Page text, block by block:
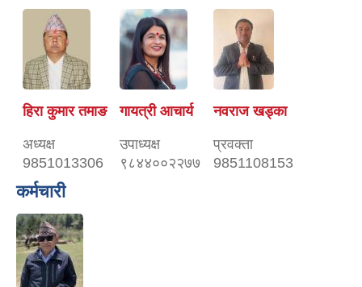
हिरा कुमार तमाङ
अध्यक्ष
9851013306
गायत्री आचार्य
उपाध्यक्ष
९८४४००२२७७
नवराज खड्का
प्रवक्ता
9851108153
कर्मचारी